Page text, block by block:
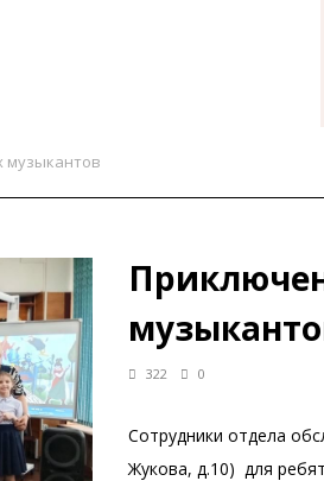
музыкантов
322 0
Сотрудники отдела
Жукова, д.10) для